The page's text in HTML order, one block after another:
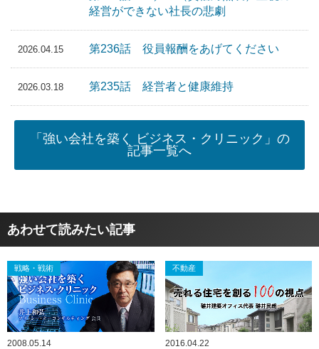
経営ができない社長の悲劇
2026.04.15 第236話 役員報酬をあげてください
2026.03.18 第235話 経営者と健康維持
「強い会社を築く ビジネス・クリニック」の
記事一覧へ
あわせて読みたい記事
戦略・戦術
2008.05.14
不動産
2016.04.22